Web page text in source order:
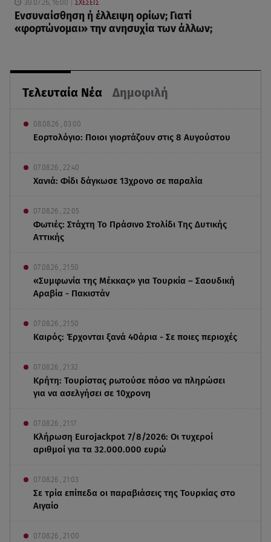
Τελευταία Νέα Δημοφιλή
08.08.26 , 03:00
Εορτολόγιο: Ποιοι γιορτάζουν στις 8 Αυγούστου
07.08.26 , 22:40
Χανιά: Φίδι δάγκωσε 13χρονο σε παραλία
07.08.26 , 22:05
Φωτιές: Στάχτη Το Πράσινο Στολίδι Της Δυτικής
Αττικής
07.08.26 , 21:50
«Συμφωνία της Μέκκας» για Τουρκία – Σαουδική
Αραβία - Πακιστάν
07.08.26 , 21:50
Καιρός: Έρχονται ξανά 40άρια - Σε ποιες περιοχές
07.08.26 , 21:32
Κρήτη: Τουρίστας ρωτούσε πόσο να πληρώσει
για να ασελγήσει σε 10χρονη
07.08.26 , 21:17
Κλήρωση Eurojackpot 7/8/2026: Οι τυχεροί
αριθμοί για τα 32.000.000 ευρώ
07.08.26 , 21:03
Σε τρία επίπεδα οι παραβιάσεις της Τουρκίας στο
Αιγαίο
07.08.26 , 21:00
30.07.26, 16:00 ΣΧΕΣΕΙΣ
Eνσυναίσθηση ή έλλειψη ορίων; Γιατί
«φορτώνομαι» την ανησυχία των άλλων;